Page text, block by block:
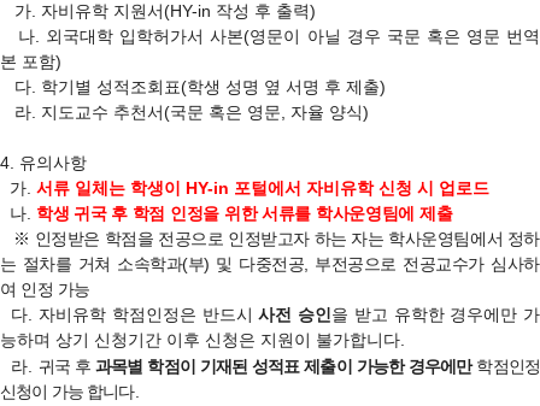
가. 자비유학 지원서(HY-in 작성 후 출력)
나. 외국대학 입학허가서 사본(영문이 아닐 경우 국문 혹은 영문 번역
본 포함)
다. 학기별 성적조회표(학생 성명 옆 서명 후 제출)
라. 지도교수 추천서(국문 혹은 영문, 자율 양식)
4. 유의사항
가. 서류 일체는 학생이 HY-in 포털에서 자비유학 신청 시 업로드
나. 학생 귀국 후 학점 인정을 위한 서류를 학사운영팀에 제출
※ 인정받은 학점을 전공으로 인정받고자 하는 자는 학사운영팀에서 정하
는 절차를 거쳐 소속학과(부) 및 다중전공, 부전공으로 전공교수가 심사하
여 인정 가능
다. 자비유학 학점인정은 반드시사전 승인 을 받고 유학한 경우에만 가
능하며 상기 신청기간 이후 신청은 지원이 불가합니다.
라. 귀국 후과목별 학점이 기재된 성적표 제출이 가능한 경우에만학점인정
신청이 가능 합니다.